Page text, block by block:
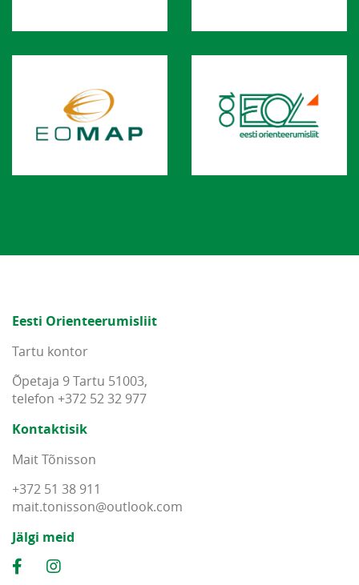
Eesti Orienteerumisliit
Tartu kontor
Õpetaja 9 Tartu 51003,
telefon +372 52 32 977
Kontaktisik
Mait Tõnisson
+372 51 38 911
mait.tonisson@outlook.com
Jälgi meid